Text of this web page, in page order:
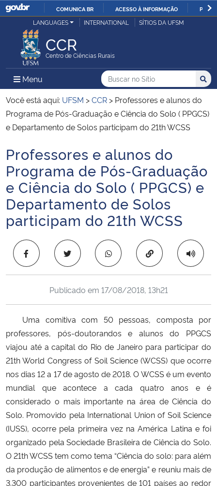
IR
COMUNICA BR ACESSO À INFORMAÇÃO
Ministério da Justiça e Segurança Pública
Ministério da Defesa
Ministério das Relações Exteriores
Ministério da Economia
Ministério da Infraestrutura
Ministério da Agricultura, Pecuária e Abastecimento
Ministério da Educação
Ministério da Cidadania
Ministério da Saúde
Ministério de Minas e Energia
Ministério da Ciência, Tecnologia, Inovações e Comunicações
Ministério do Meio Ambiente
Ministério do Desenvolvimento Regional
Controladoria-Geral da União
Ministério da Mulher, da Família e dos Direitos Humanos
Secretaria-Geral
Secretaria de Governo
LANGUAGES INTERNATIONAL SÍTIOS DA UFSM
CCR
Centro de Ciências Rurais
Menu Menu Principal do Sítio
Busca
Buscar no no Sítio
Busca:
Você está aqui: UFSM >CCR > Professores e alunos do
Programa de Pós-Graduação e Ciência do Solo ( PPGCS)
e Departamento de Solos participam do 21th WCSS
Início do conteúdo
Professores e alunos do
Programa de Pós-Graduação
e Ciência do Solo ( PPGCS) e
Departamento de Solos
participam do 21th WCSS
Copiar para área
Publicado em 17/08/2018, 13h21
Uma comitiva com 50 pessoas, composta por
professores, pós-doutorandos e alunos do PPGCS
viajou até a capital do Rio de Janeiro para participar do
21th World Congress of Soil Science (WCSS) que ocorre
nos dias 12 a 17 de agosto de 2018. O WCSS é um evento
mundial que acontece a cada quatro anos e é
considerado o mais importante na área de Ciência do
Solo. Promovido pela International Union of Soil Science
(IUSS), ocorre pela primeira vez na América Latina e foi
organizado pela Sociedade Brasileira de Ciência do Solo.
O 21th WCSS tem como tema “Ciência do solo: para além
da produção de alimentos e de energia” e reuniu mais de
3.300 participantes provenientes de 101 países ao redor